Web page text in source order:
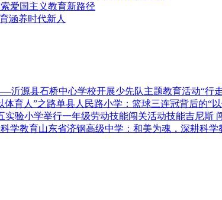
爱国主义教育新路径
涵养时代新人
“行
单县人民路小学：篮球三连冠背后的“
技能吉尼斯
山东省济钢高级中学：和美为魂，深耕科学